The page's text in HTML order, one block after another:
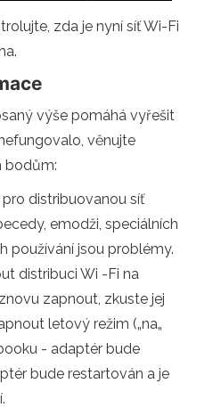
zda je nyní síť Wi-Fi
výše pomáhá vyřešit
věnujte
bodům:
distribuovanou síť
emodži, speciálních
používání jsou problémy.
distribuci Wi -Fi na
zapnout, zkuste jej
letový režim („na„
- adaptér bude
bude restartován a je